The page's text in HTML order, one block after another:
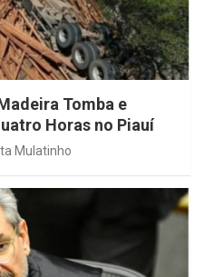
Tomba e
Horas no Piauí
Mulatinho